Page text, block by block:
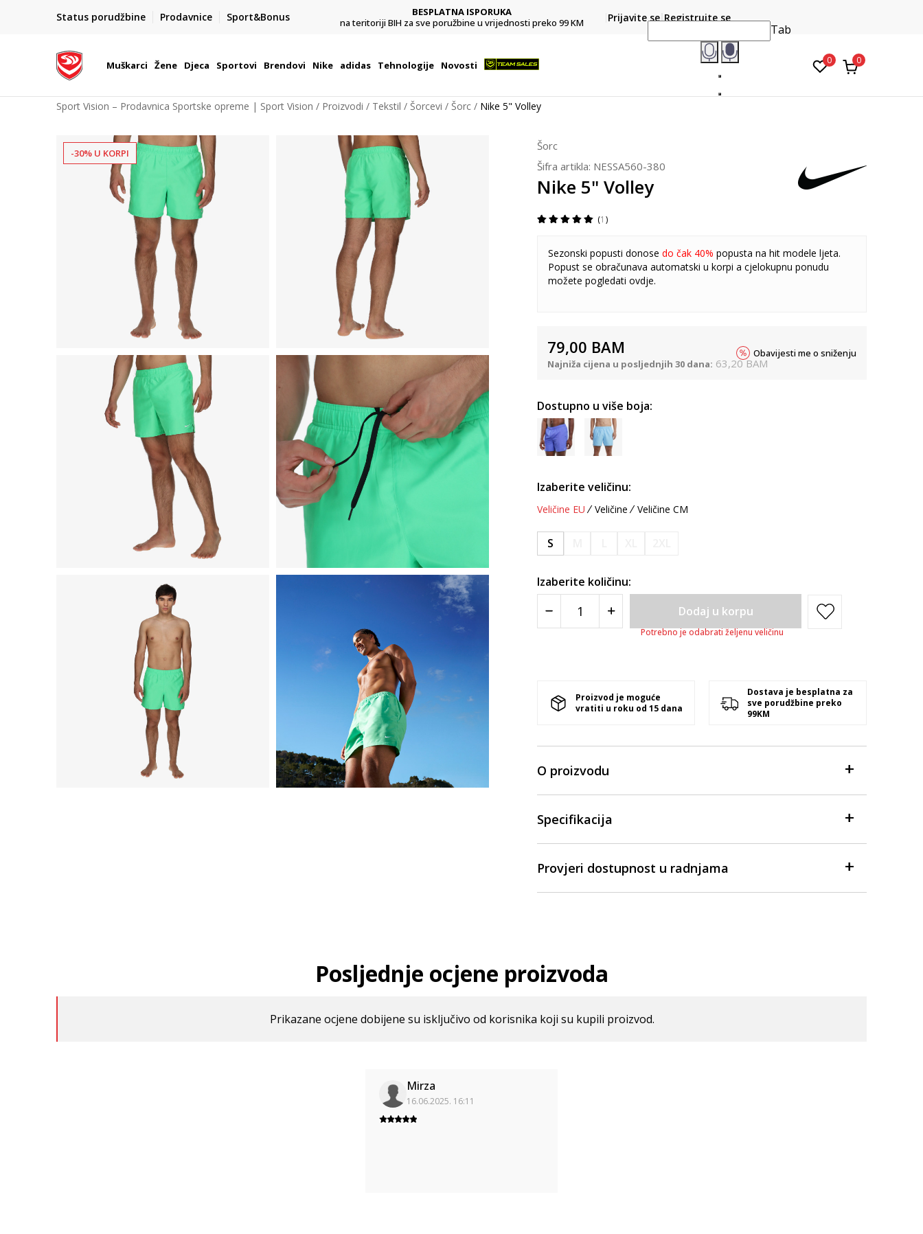
Status porudžbine Prodavnice Sport&Bonus
POZOVITE NAS NA : 055/490-400
Pon-Pet od 9h - 16h
BESPLATNA ISPORUKA
na teritoriji BIH za sve poružbine u vrijednosti preko 99 KM
Platite karticom online i preuzmite u prodavnici po vašem
Prijavite se Registrujte se
Muškarci Žene Djeca Sportovi Brendovi Nike adidas Tehnologije Novosti
Tab
0 0
Sport Vision – Prodavnica Sportske opreme | Sport Vision Proizvodi Tekstil Šorcevi Šorc Nike 5" Volley
-30% U KORPI
Šorc
Šifra artikla: NESSA560-380
Nike 5" Volley
1
Sezonski popusti donose do čak 40% popusta na hit modele ljeta.
Popust se obračunava automatski u korpi a cjelokupnu ponudu
možete pogledati ovdje.
79,00 BAM
Najniža cijena u posljednjih 30 dana: 63,20 BAM
Obavijesti me o sniženju
Dostupno u više boja:
Izaberite veličinu:
Veličine EU Veličine Veličine CM
S
Izaberite količinu:
Dodaj u korpu
Potrebno je odabrati željenu veličinu
Proizvod je moguće
vratiti u roku od 15 dana
Dostava je besplatna za
sve porudžbine preko
99KM
O proizvodu
Specifikacija
Provjeri dostupnost u radnjama
Posljednje ocjene proizvoda
Prikazane ocjene dobijene su isključivo od korisnika koji su kupili proizvod.
Mirza
16.06.2025. 16:11